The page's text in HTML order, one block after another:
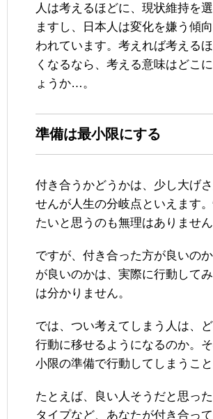
人は考えるほどに、現状維持を
ますし、日本人は変化を嫌う傾
われています。考えれば考える
くなるなら、考える意味はどこ
ょうか…。
準備は最小限にする
付き合うかどうかは、少し大げ
せんが人生の分岐点といえます
たいと思うのも無理はありません
ですが、付き合った方が良いの
が良いのかは、実際に行動して
は分かりません。
では、つい考えてしまう人は、
行動に移せるようになるのか。
小限の準備で行動してしまうこと
たとえば、良い人そうだと思っ
タイプなど、あなたが付き合っ